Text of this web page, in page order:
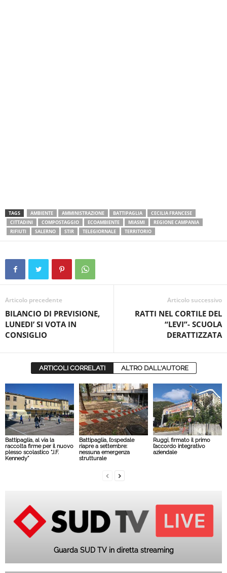
TAGS AMBIENTE AMMINISTRAZIONE BATTIPAGLIA
CECILIA FRANCESE
CITTADINI
COMPOSTAGGIO ECOAMBIENTE MIASMI
REGIONE CAMPANIA
RIFIUTI
SALERNO STIR TELEGIORNALE TERRITORIO
Articolo precedente
BILANCIO DI PREVISIONE,
LUNEDI’ SI VOTA IN
CONSIGLIO
Articolo successivo
RATTI NEL CORTILE DEL
“LEVI”- SCUOLA
DERATTIZZATA
ARTICOLI CORRELATI ALTRO DALL'AUTORE
Battipaglia, al via la
raccolta firme per il nuovo
plesso scolastico “J.F.
Kennedy”
Battipaglia, l’ospedale
riapre a settembre:
nessuna emergenza
strutturale
Ruggi, firmato il primo
l’accordo integrativo
aziendale
Guarda SUD TV in diretta streaming